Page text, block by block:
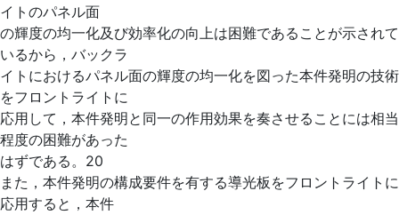
イトのパネル面
の輝度の均一化及び効率化の向上は困難であることが示されて
いるから，バックラ
イトにおけるパネル面の輝度の均一化を図った本件発明の技術
をフロントライトに
応用して，本件発明と同一の作用効果を奏させることには相当
程度の困難があった
はずである。20
また，本件発明の構成要件を有する導光板をフロントライトに
応用すると，本件